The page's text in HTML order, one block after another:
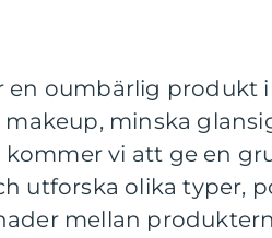
en oumbärlig produkt
minska
vi att ge en
utforska olika typer,
mellan